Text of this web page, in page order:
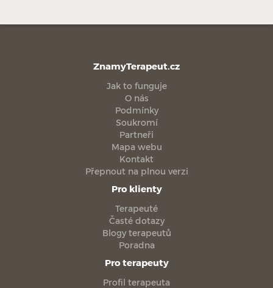
ZnamyTerapeut.cz
Jak to funguje
O nás
Podmínky
Soukromí
Partneři
Mapa webu
Kontakt
Přepnout na plnou verzi
Pro klienty
Terapeuté
Časté dotazy
Blogy terapeutů
Poradna
Pro terapeuty
Profil terapeuta